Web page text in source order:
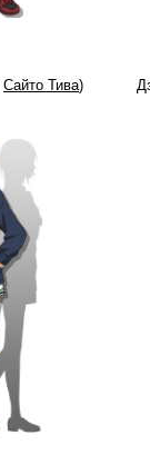
Сайто Тива)